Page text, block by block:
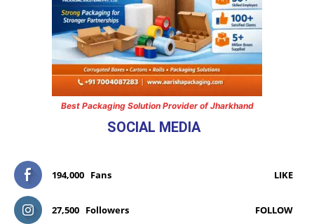
Best Packaging Solution Provider of Jharkhand
SOCIAL MEDIA
194,000 Fans LIKE
27,500 Followers FOLLOW